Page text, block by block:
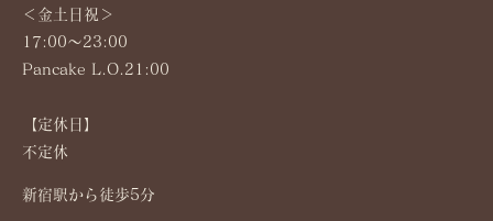
＜金土日祝＞
17:00～23:00
Pancake L.O.21:00
【定休日】
不定休
新宿駅から徒歩5分